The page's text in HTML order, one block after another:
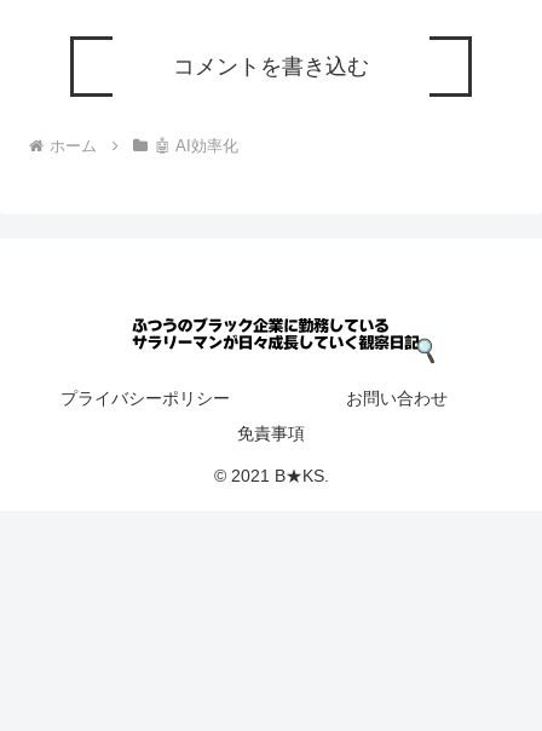
コメントを書き込む
ホーム 🤖 AI効率化
プライバシーポリシー
お問い合わせ
免責事項
© 2021 B★KS.